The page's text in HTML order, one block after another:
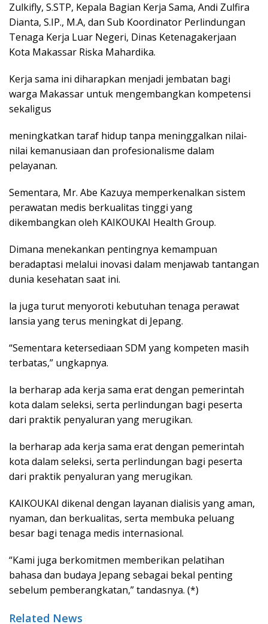
Zulkifly, S.STP, Kepala Bagian Kerja Sama, Andi Zulfira
Dianta, S.IP., M.A, dan Sub Koordinator Perlindungan
Tenaga Kerja Luar Negeri, Dinas Ketenagakerjaan
Kota Makassar Riska Mahardika.
Kerja sama ini diharapkan menjadi jembatan bagi
warga Makassar untuk mengembangkan kompetensi
sekaligus
meningkatkan taraf hidup tanpa meninggalkan nilai-
nilai kemanusiaan dan profesionalisme dalam
pelayanan.
Sementara, Mr. Abe Kazuya memperkenalkan sistem
perawatan medis berkualitas tinggi yang
dikembangkan oleh KAIKOUKAI Health Group.
Dimana menekankan pentingnya kemampuan
beradaptasi melalui inovasi dalam menjawab tantangan
dunia kesehatan saat ini.
la juga turut menyoroti kebutuhan tenaga perawat
lansia yang terus meningkat di Jepang.
“Sementara ketersediaan SDM yang kompeten masih
terbatas,” ungkapnya.
la berharap ada kerja sama erat dengan pemerintah
kota dalam seleksi, serta perlindungan bagi peserta
dari praktik penyaluran yang merugikan.
la berharap ada kerja sama erat dengan pemerintah
kota dalam seleksi, serta perlindungan bagi peserta
dari praktik penyaluran yang merugikan.
KAIKOUKAI dikenal dengan layanan dialisis yang aman,
nyaman, dan berkualitas, serta membuka peluang
besar bagi tenaga medis internasional.
“Kami juga berkomitmen memberikan pelatihan
bahasa dan budaya Jepang sebagai bekal penting
sebelum pemberangkatan,” tandasnya. (*)
Related News